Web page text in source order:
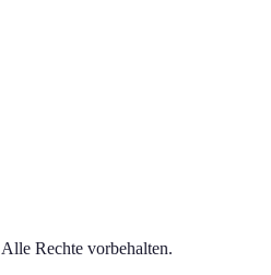
Alle Rechte vorbehalten.